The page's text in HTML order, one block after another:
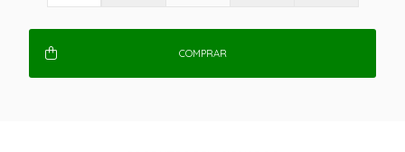
COMPRAR